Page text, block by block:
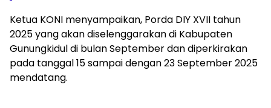
Ketua KONI menyampaikan, Porda DIY XVII tahun
2025 yang akan diselenggarakan di Kabupaten
Gunungkidul di bulan September dan diperkirakan
pada tanggal 15 sampai dengan 23 September 2025
mendatang.